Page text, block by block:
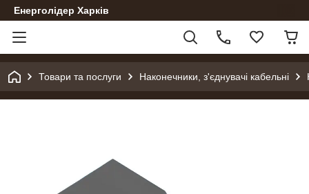
Енерголідер Харків
Товари та послуги Наконечники, з'єднувачі кабельні